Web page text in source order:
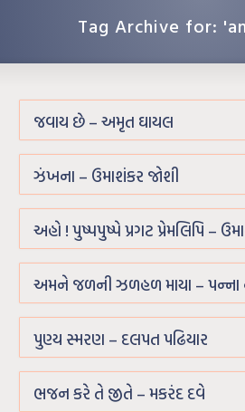
Tag Archive for:
જવાય છે – અમૃત ઘાયલ
ઝંખના – ઉમાશંકર જોશી
અહો ! પુષ્પપુષ્પે પ્રગટ પ્રેમલિપિ –
અમને જળની ઝળહળ માયા – પન્ના
પુણ્ય સ્મરણ – દલપત પઢિયાર
ભજન કરે તે જીતે – મકરંદ દવે